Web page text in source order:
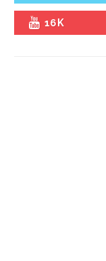
16K